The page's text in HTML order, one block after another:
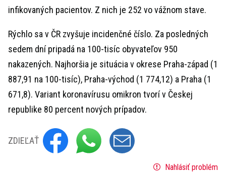
infikovaných pacientov. Z nich je 252 vo vážnom stave.
Rýchlo sa v ČR zvyšuje incidenčné číslo. Za posledných
sedem dní pripadá na 100-tisíc obyvateľov 950
nakazených. Najhoršia je situácia v okrese Praha-západ (1
887,91 na 100-tisíc), Praha-východ (1 774,12) a Praha (1
671,8). Variant koronavírusu omikron tvorí v Českej
republike 80 percent nových prípadov.
ZDIEĽAŤ
Nahlásiť problém